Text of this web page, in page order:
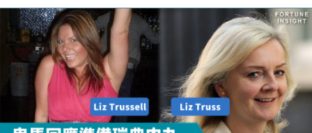
東京半島
13:12
國際｜特朗普赴洛杉磯高球場活動前 男子攜槍彈被捕
12:30
財經｜香港7月PMI回落至51 企業擴張放慢兼縮減人
手
財經｜黑石傳再籌逾360億美元 支援Anthropic租用
Google晶片